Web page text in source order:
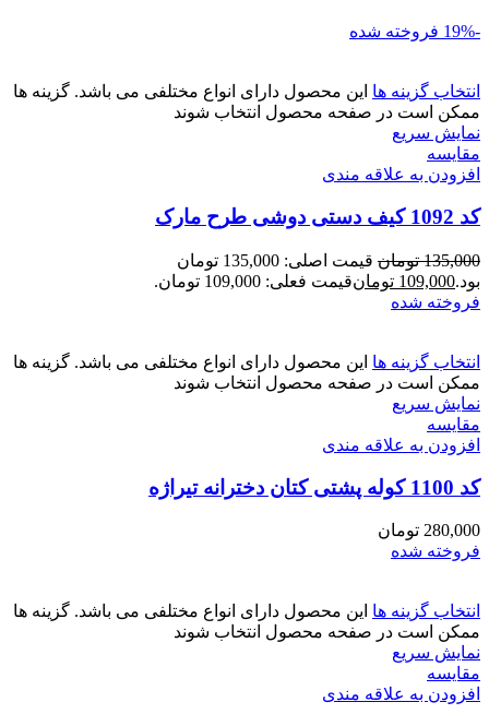
-19% فروخته شده
انتخاب گزینه ها این محصول دارای انواع مختلفی می باشد. گزینه ها
ممکن است در صفحه محصول انتخاب شوند
نمایش سریع
مقايسه
افزودن به علاقه مندی
کد 1092 کیف دستی دوشی طرح مارک
135,000 تومان
قیمت اصلی: 135,000 تومان
بود.109,000 تومانقیمت فعلی: 109,000 تومان.
فروخته شده
انتخاب گزینه ها این محصول دارای انواع مختلفی می باشد. گزینه ها
ممکن است در صفحه محصول انتخاب شوند
نمایش سریع
مقايسه
افزودن به علاقه مندی
کد 1100 کوله پشتی کتان دخترانه تیراژه
280,000 تومان
فروخته شده
انتخاب گزینه ها این محصول دارای انواع مختلفی می باشد. گزینه ها
ممکن است در صفحه محصول انتخاب شوند
نمایش سریع
مقايسه
افزودن به علاقه مندی